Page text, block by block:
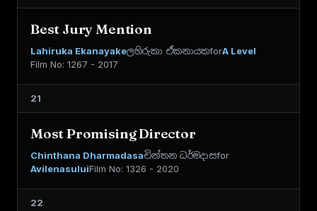
Best Jury Mention
Lahiruka Ekanayakeලහිරුකා ඒකනායකforA Level
Film No: 1267 - 2017
21
Most Promising Director
Chinthana Dharmadasaචින්තන ධර්මදාසfor
AvilenasuluiFilm No: 1326 - 2020
22